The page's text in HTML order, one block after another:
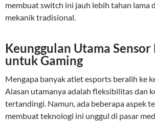
membuat switch ini jauh lebih tahan lama
mekanik tradisional.
Keunggulan Utama
untuk Gaming
Mengapa banyak atlet esports beralih ke
Alasan utamanya adalah fleksibilitas dan
tertandingi. Namun, ada beberapa aspek
membuat teknologi ini unggul di pasar